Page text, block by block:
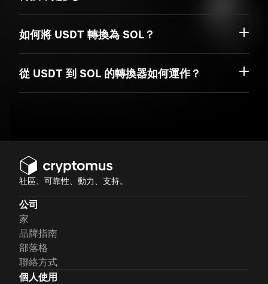
如何將 USDT 轉換為 SOL？
從 USDT 到 SOL 的轉換器如何運作？
社區、可靠性、動力、支持。
公司
家
品牌指南
部落格
聯絡方式
個人使用